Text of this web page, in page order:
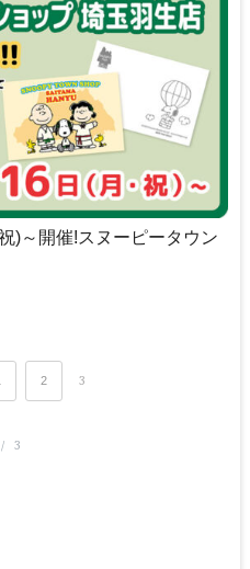
)～開催!スヌーピータウン
2 3
3